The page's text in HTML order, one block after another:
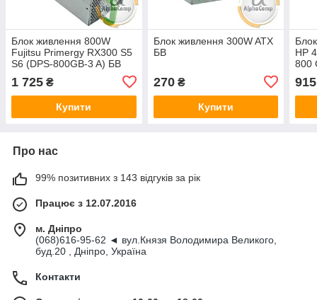
Блок живлення 800W
Fujitsu Primergy RX300 S5
S6 (DPS-800GB-3 A) БВ
1 725 ₴
Купити
Блок живлення 300W ATX
БВ
270₴
Купити
HP
800
915
Про нас
99% позитивних з 143 відгуків за рік
Працює з 12.07.2016
м. Дніпро
(068)616-95-62 ◄ вул.Князя Володимира Великого,
буд.20 , Дніпро, Україна
Контакти